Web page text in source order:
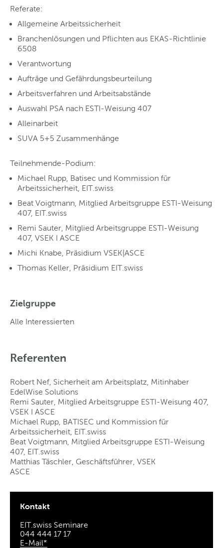
Referate:
Allgemeine Arbeitssicherheit
Branchenlösungen und Pflichten aus EKAS-Richtlinie
6508
Verantwortung
Aufträge und Gefährdungsbeurteilung
Arbeitsverfahren und Arbeitsabstände
Auswahl PSA nach ESTI-Weisung 407
Alleinarbeit
SUVA 5+5 Zusammenhänge
Teilnehmende-Podium:
Michael Rupp, Batisec und Kommission für
Arbeitssicherheit, EIT.swiss
Beat Voigtmann, Mitglied Arbeitsgruppe ESTI-Weisung
407, EIT.swiss
Remi Sauter, Mitglied Arbeitsgruppe ESTI-Weisung
407, VSEK I ASCE
Michi Knabe, Präsidium VSEK|ASCE
Thomas Keller, Präsidium EIT.swiss
Zielgruppe
Alle Interessierten
Referenten
Robert Nef, Sicherheit am Arbeitsplatz, Mitinhaber
EdelWise Solutions
Remi Sauter, Mitglied Arbeitsgruppe ESTI-Weisung 407,
VSEK I ASCE
Michael Rupp, BATISEC und Kommission für
Arbeitssicherheit, EIT.swiss
Beat Voigtmann, Mitglied Arbeitsgruppe ESTI-Weisung
407, EIT.swiss
Matthias Täschler, Geschäftsführer, VSEK
ASCE
Kontakt
EIT.swiss Seminare
044 444 17 17
E-Mail*